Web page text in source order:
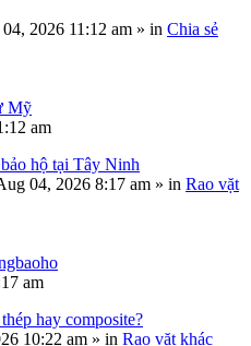
2026 11:12 am » in Chia sẻ
Mỹ
am
hộ tại Tây Ninh
04, 2026 8:17 am » in Rao vặt
am
hay composite?
10:22 am » in Rao vặt khác